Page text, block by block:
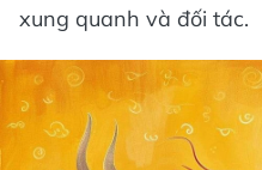
xung quanh và đối tác.